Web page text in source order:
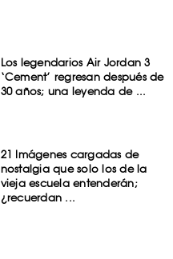
Los legendarios Air Jordan 3
‘Cement’ regresan después de
30 años; una leyenda de ...
21 Imágenes cargadas de
nostalgia que solo los de la
vieja escuela entenderán;
¿recuerdan ...